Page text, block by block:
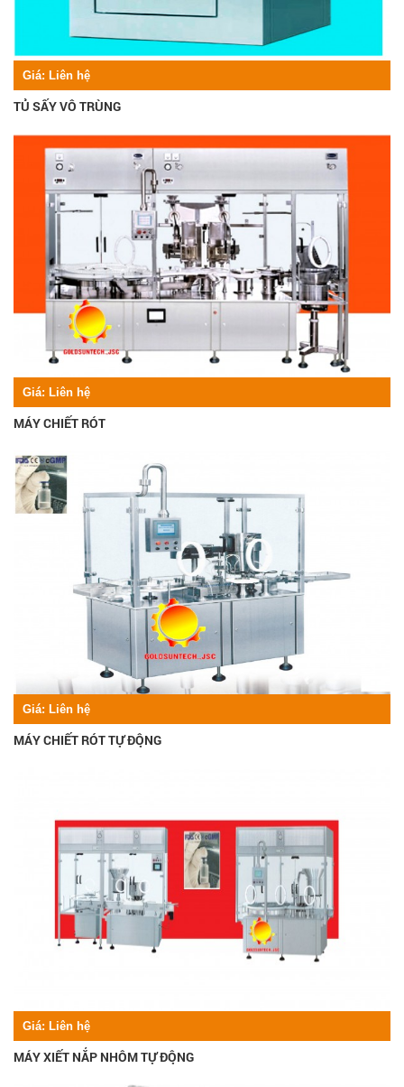
Giá: Liên hệ
TỦ SẤY VÔ TRÙNG
Giá: Liên hệ
MÁY CHIẾT RÓT
Giá: Liên hệ
MÁY CHIẾT RÓT TỰ ĐỘNG
Giá: Liên hệ
MÁY XIẾT NẮP NHÔM TỰ ĐỘNG